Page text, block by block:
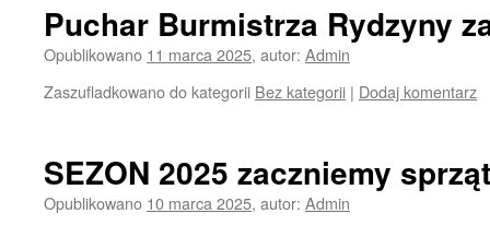
Puchar Burmistrza Rydzyny
Opublikowano 11 marca 2025, autor: Admin
Zaszufladkowano do kategorii Bez kategorii | Dodaj komentarz
SEZON 2025 zaczniemy
Opublikowano 10 marca 2025, autor: Admin